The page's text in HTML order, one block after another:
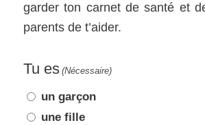
garder ton carnet de santé et
parents de t’aider.
Tu es (Nécessaire)
un garçon
une fille